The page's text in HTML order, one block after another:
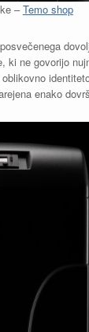
–Temo shop
ki ne govorijo
enako